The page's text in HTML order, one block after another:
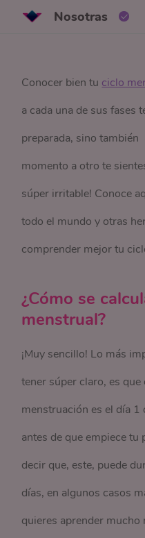
Nosotras
Conocer bien tu ciclo
a cada una de sus fases
preparada, sino también
momento a otro te
súper irritable! Conoce
todo el mundo y otras
comprender mejor tu
¿Cómo se
menstrual?
¡Muy sencillo! Lo más
tener súper claro, es que
menstruación es el día 1
antes de que empiece
decir que, este, puede
días, en algunos casos
quieres aprender mucho